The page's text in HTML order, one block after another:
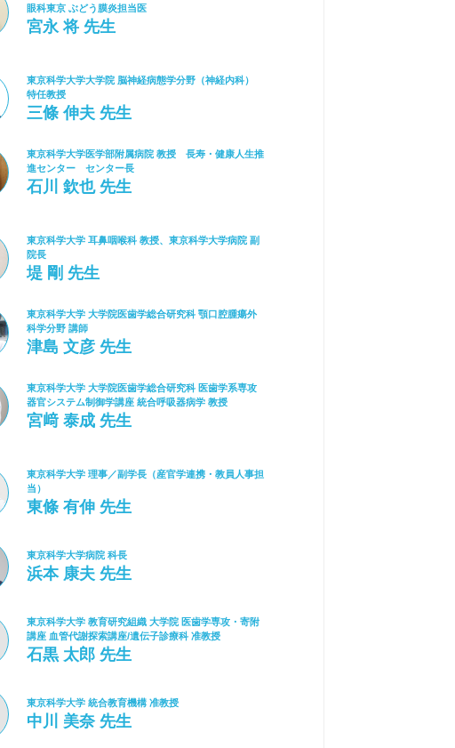
眼科東京 ぶどう膜炎担当医
宮永 将 先生
東京科学大学大学院 脳神経病態学分野（神経内科）
特任教授
三條 伸夫 先生
東京科学大学医学部附属病院 教授 長寿・健康人生推
進センター センター長
石川 欽也 先生
東京科学大学 耳鼻咽喉科 教授、東京科学大学病院 副
院長
堤 剛 先生
東京科学大学 大学院医歯学総合研究科 顎口腔腫瘍外
科学分野 講師
津島 文彦 先生
東京科学大学 大学院医歯学総合研究科 医歯学系専攻
器官システム制御学講座 統合呼吸器病学 教授
宮﨑 泰成 先生
東京科学大学 理事／副学長（産官学連携・教員人事担
当）
東條 有伸 先生
東京科学大学病院 科長
浜本 康夫 先生
東京科学大学 教育研究組織 大学院 医歯学専攻・寄附
講座 血管代謝探索講座/遺伝子診療科 准教授
石黒 太郎 先生
東京科学大学 統合教育機構 准教授
中川 美奈 先生